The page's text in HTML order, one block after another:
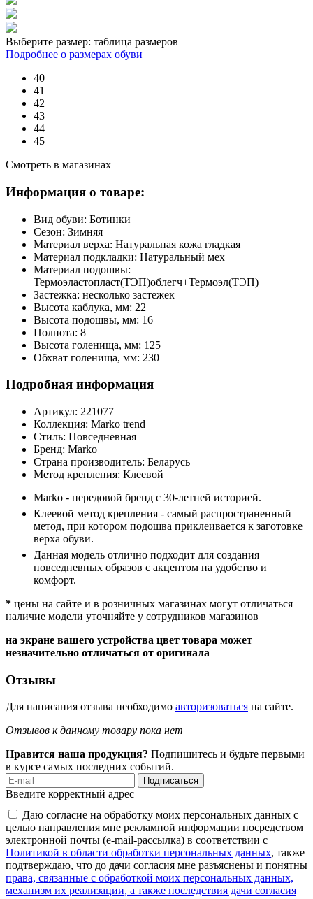
Выберите размер: таблица размеров
Подробнее о размерах обуви
40
41
42
43
44
45
Смотреть в магазинах
Информация о товаре:
Вид обуви: Ботинки
Сезон: Зимняя
Материал верха: Натуральная кожа гладкая
Материал подкладки: Натуральный мех
Материал подошвы:
Термоэластопласт(ТЭП)облегч+Термоэл(ТЭП)
Застежка: несколько застежек
Высота каблука, мм: 22
Высота подошвы, мм: 16
Полнота: 8
Высота голенища, мм: 125
Обхват голенища, мм: 230
Подробная информация
Артикул: 221077
Коллекция: Marko trend
Стиль: Повседневная
Бренд: Marko
Страна производитель: Беларусь
Метод крепления: Клеевой
Marko - передовой бренд с 30-летней историей.
Клеевой метод крепления - самый распространенный
метод, при котором подошва приклеивается к заготовке
верха обуви.
Данная модель отлично подходит для создания
повседневных образов с акцентом на удобство и
комфорт.
* цены на сайте и в розничных магазинах могут отличаться
наличие модели уточняйте у сотрудников магазинов
на экране вашего устройства цвет товара может
незначительно отличаться от оригинала
Отзывы
Для написания отзыва необходимо авторизоваться на сайте.
Отзывов к данному товару пока нет
Нравится наша продукция? Подпишитесь и будьте первыми
в курсе самых последних событий.
Подписаться
Введите корректный адрес
Даю согласие на обработку моих персональных данных с
целью направления мне рекламной информации посредством
электронной почты (e-mail-рассылка) в соответствии с
Политикой в области обработки персональных данных, также
подтверждаю, что до дачи согласия мне разъяснены и понятны
права, связанные с обработкой моих персональных данных,
механизм их реализации, а также последствия дачи согласия